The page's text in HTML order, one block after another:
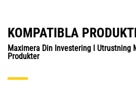
KOMPATIBLA
Maximera Din Investering I Utrustning
Produkter